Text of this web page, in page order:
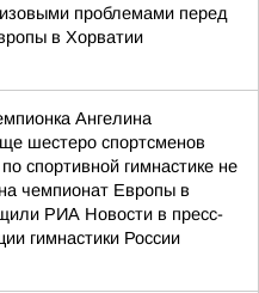
проблемами перед
в Хорватии
Ангелина
шестеро спортсменов
спортивной гимнастике не
чемпионат Европы в
РИА Новости в пресс-
гимнастики России